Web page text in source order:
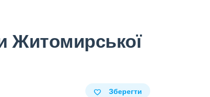
Житомирської
Зберегти